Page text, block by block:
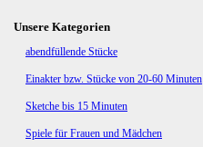
Unsere Kategorien
Navigation
abendfüllende Stücke
Einakter bzw. Stücke von 20-60 Minuten
Sketche bis 15 Minuten
Spiele für Frauen und Mädchen